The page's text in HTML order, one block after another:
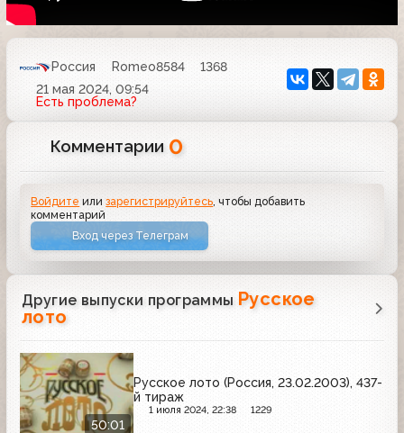
Россия Romeo8584
1368
21 мая 2024, 09:54
Есть проблема?
Комментарии 0
Войдите илизарегистрируйтесь , чтобы добавить
комментарий
Вход через Телеграм
Другие выпуски программы Русское
лото
50:01
Русское лото (Россия, 23.02.2003), 437-
й тираж
1 июля 2024, 22:38 1229